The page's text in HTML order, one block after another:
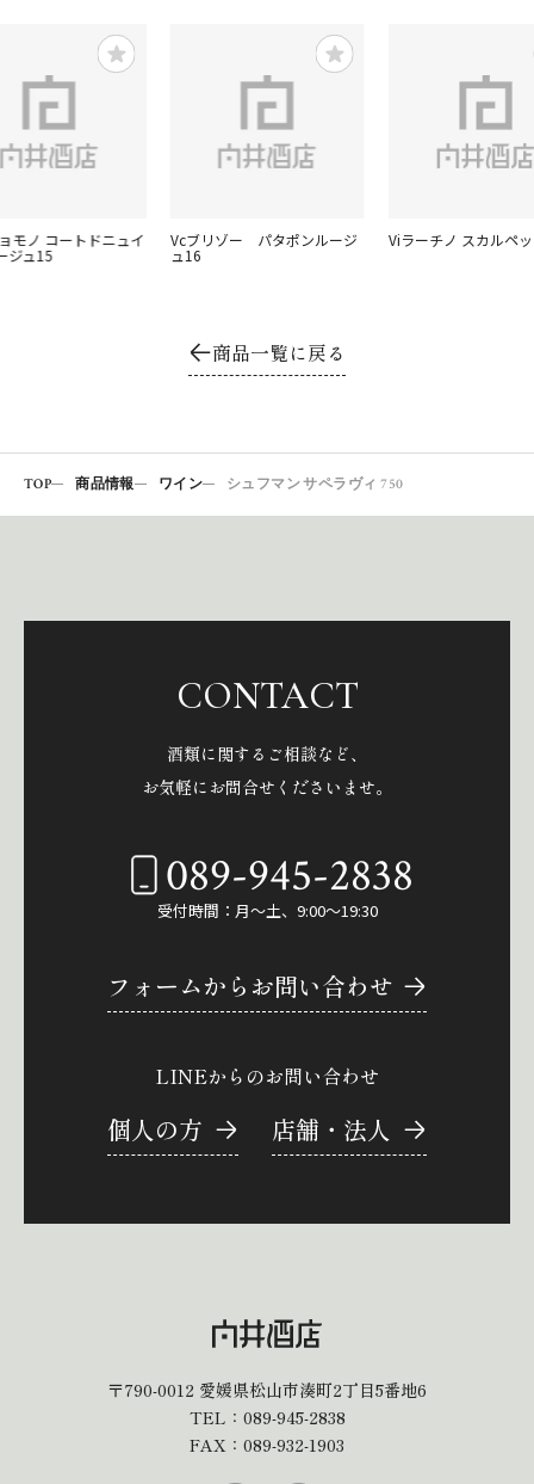
モノ コートドニュイ
ジュ15
Vcブリゾー パタポンルージ
ュ16
Viラーチノ スカルペ
商品一覧に戻る
TOP 商品情報 ワイン シュフマン サペラヴィ 750
CONTACT
酒類に関するご相談など、
お気軽にお問合せくださいませ。
089-945-2838
受付時間：月～土、9:00～19:30
フォームからお問い合わせ
LINEからのお問い合わせ
個人の方 店舗・法人
〒790-0012 愛媛県松山市湊町2丁目5番地6
TEL： 089-945-2838
FAX：089-932-1903